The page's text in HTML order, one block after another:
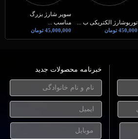
توربوشارژ الکتریکی ب ...
450,000 تومان
سوپر شارژ بزرگ
مناسب ...
45,000,000 تومان
خبرنامه محصولات جدید